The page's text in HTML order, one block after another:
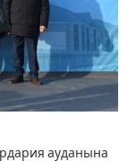
ауданына